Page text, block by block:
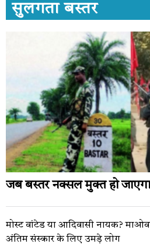
सुलगता बस्तर
जब बस्तर नक्सल मुक्त हो
मोस्ट वांटेड या आदिवासी नायक?
अंतिम संस्कार के लिए उमड़े लोग